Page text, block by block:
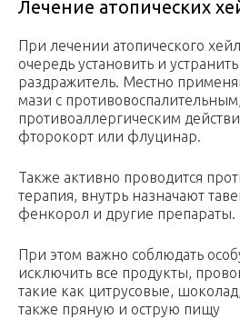
Лечение атопических
При лечении атопического
очередь установить и
раздражитель. Местно
мази с
противоаллергическим
фторокорт или флуцинар.
Также активно проводится
терапия, внутрь назначают
фенкорол и другие препараты.
При этом важно соблюдать
исключить все продукты,
такие как цитрусовые,
также пряную и острую пищу